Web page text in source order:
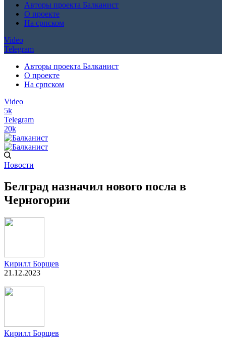
Авторы проекта Балканист
О проекте
На српском
Video
Telegram
Авторы проекта Балканист
О проекте
На српском
Video
5k
Telegram
20k
Новости
Белград назначил нового посла в
Черногории
Кирилл Борщев
21.12.2023
Кирилл Борщев